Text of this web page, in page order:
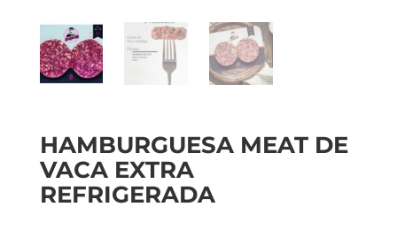
HAMBURGUESA MEAT DE
VACA EXTRA
REFRIGERADA